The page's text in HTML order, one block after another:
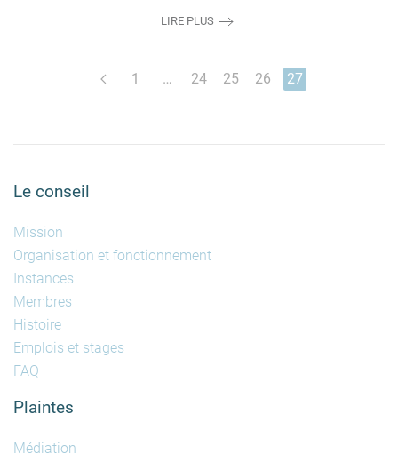
LIRE PLUS
1 … 24 25 26 27
Le conseil
Mission
Organisation et fonctionnement
Instances
Membres
Histoire
Emplois et stages
FAQ
Plaintes
Médiation